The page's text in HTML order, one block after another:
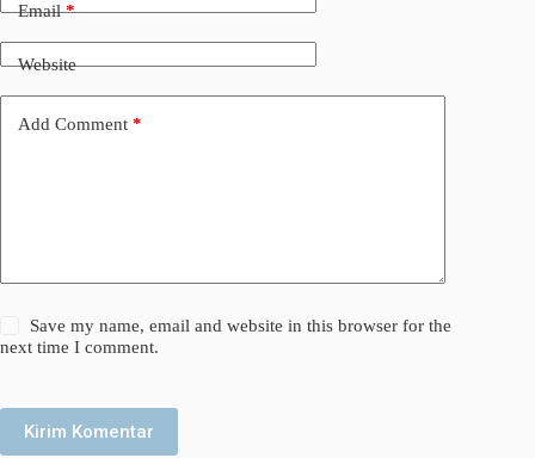
Email*
Website
Add Comment *
Save my name, email and website in this browser for the
next time I comment.
Kirim Komentar